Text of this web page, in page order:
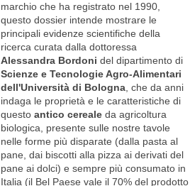
marchio che ha registrato nel 1990,
questo dossier intende mostrare le
principali evidenze scientifiche della
ricerca curata dalla dottoressa
Alessandra Bordoni del dipartimento di
Scienze e Tecnologie Agro-Alimentari
dell'Università di Bologna, che da anni
indaga le proprietà e le caratteristiche di
questo antico cereale da agricoltura
biologica, presente sulle nostre tavole
nelle forme più disparate (dalla pasta al
pane, dai biscotti alla pizza ai derivati del
pane ai dolci) e sempre più consumato in
Italia (il Bel Paese vale il 70% del prodotto